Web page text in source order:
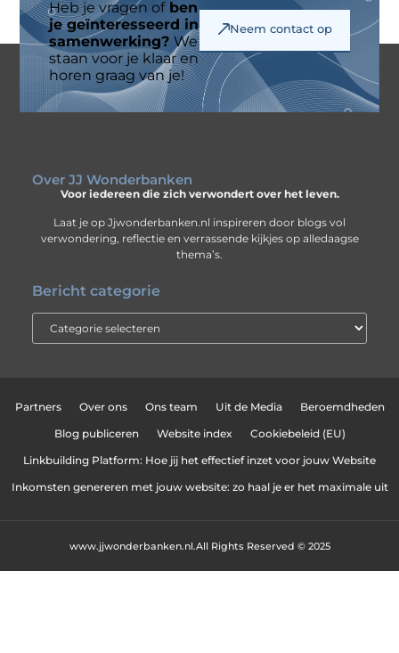
Heb je vragen ofben
je geïnteresseerd in
samenwerking? We
staan voor je klaar en
horen graag van je!
Neem contact op
Over JJ Wonderbanken
Voor iedereen die zich verwondert over het leven.
Laat je op Jjwonderbanken.nl inspireren door blogs vol
verwondering, reflectie en verrassende kijkjes op alledaagse
thema’s.
Bericht categorie
Partners Over ons Ons team Uit de Media Beroemdheden
Blog publiceren Website index Cookiebeleid (EU)
Linkbuilding Platform: Hoe jij het effectief inzet voor jouw Website
Inkomsten genereren met jouw website: zo haal je er het maximale uit
All Rights Reserved © 2025
www.jjwonderbanken.nl.